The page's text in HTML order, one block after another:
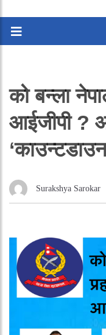
को बन्ला
आईजीपी ?
Surakshya Sarokar